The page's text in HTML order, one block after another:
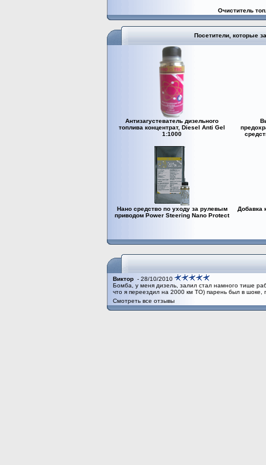
Очиститель
Посетители, которые
Антизагустеватель дизельного
топлива концентрат, Diesel Anti Gel
1:1000
Нано средство по уходу за рулевым
приводом Power Steering Nano Protect
Добавка
Виктор - 28/10/2010
Бомба, у меня дизель, залил стал намного тише
что я переездил на 2000 км ТО) парень был в шоке,
Смотреть все отзывы